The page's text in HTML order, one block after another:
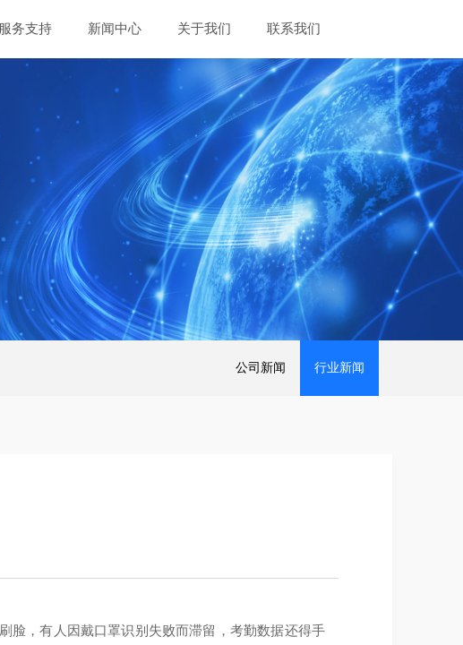
服务支持 新闻中心 关于我们 联系我们
公司新闻 行业新闻
脸，有人因戴口罩识别失败而滞留，考勤数据还得手